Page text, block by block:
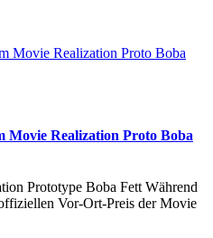
Movie Realization Proto Boba
Prototype Boba Fett Während
Vor-Ort-Preis der Movie